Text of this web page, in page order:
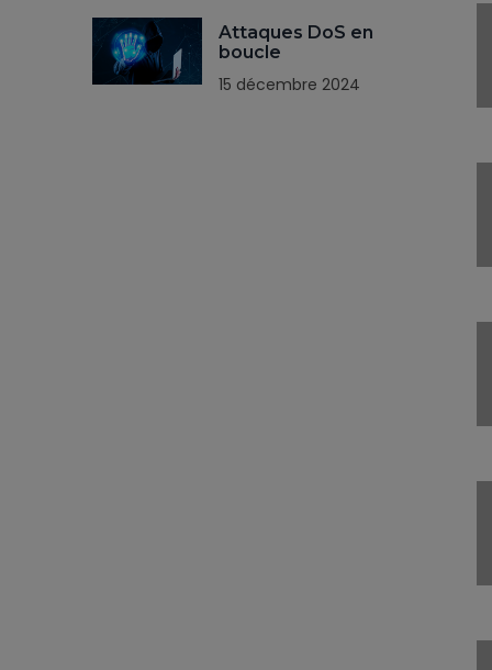
Attaques DoS en
boucle
15 décembre 2024